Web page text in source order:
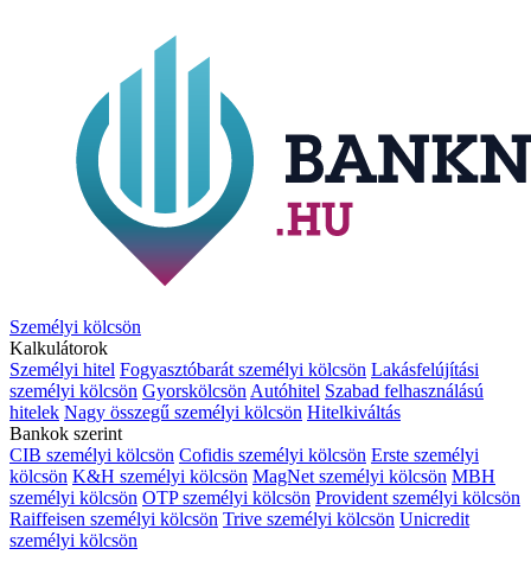
Személyi kölcsön
Kalkulátorok
Személyi hitel Fogyasztóbarát személyi kölcsön Lakásfelújítási
személyi kölcsön Gyorskölcsön Autóhitel Szabad felhasználású
hitelek Nagy összegű személyi kölcsön Hitelkiváltás
Bankok szerint
CIB személyi kölcsön Cofidis személyi kölcsön Erste személyi
kölcsön K&H személyi kölcsön MagNet személyi kölcsön MBH
személyi kölcsön OTP személyi kölcsön Provident személyi kölcsön
Raiffeisen személyi kölcsön Trive személyi kölcsön Unicredit
személyi kölcsön